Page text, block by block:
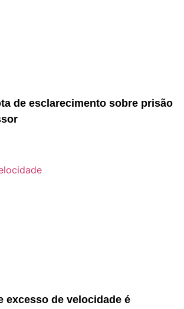
de esclarecimento sobre prisão
excesso de velocidade é